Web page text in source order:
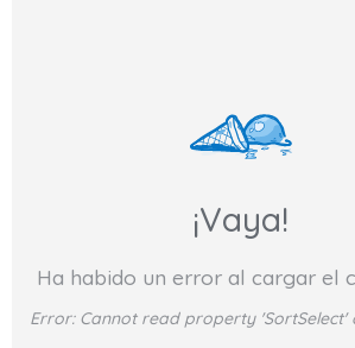
¡Vaya!
Ha habido un error al cargar el
Error: Cannot read property 'SortSelect'